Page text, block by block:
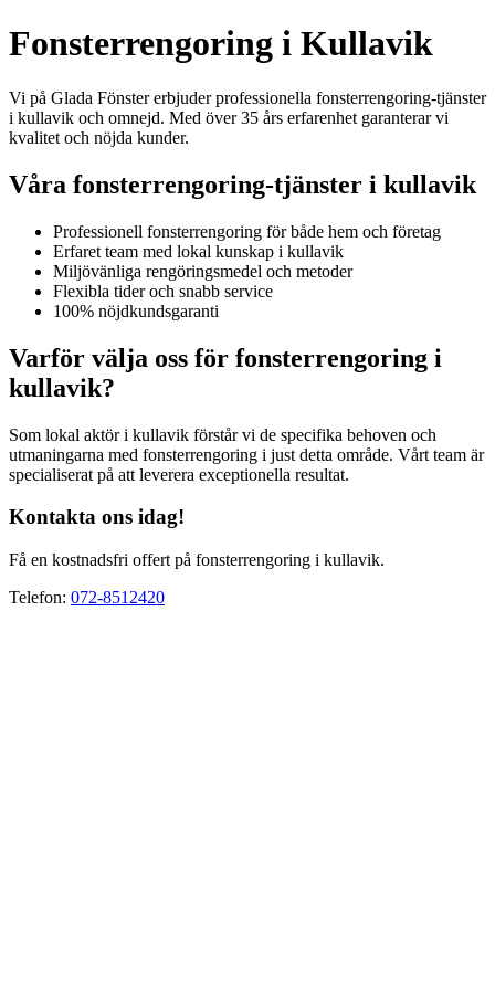
Fonsterrengoring i Kullavik
Vi på Glada Fönster erbjuder professionella fonsterrengoring-tjänster
i kullavik och omnejd. Med över 35 års erfarenhet garanterar vi
kvalitet och nöjda kunder.
Våra fonsterrengoring-tjänster i kullavik
Professionell fonsterrengoring för både hem och företag
Erfaret team med lokal kunskap i kullavik
Miljövänliga rengöringsmedel och metoder
Flexibla tider och snabb service
100% nöjdkundsgaranti
Varför välja oss för fonsterrengoring i
kullavik?
Som lokal aktör i kullavik förstår vi de specifika behoven och
utmaningarna med fonsterrengoring i just detta område. Vårt team är
specialiserat på att leverera exceptionella resultat.
Kontakta ons idag!
Få en kostnadsfri offert på fonsterrengoring i kullavik.
Telefon: 072-8512420